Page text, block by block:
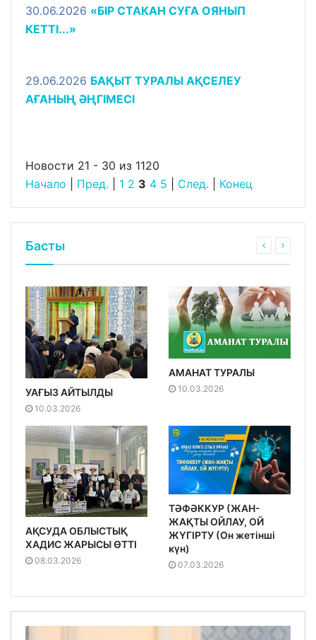
30.06.2026 «БІР СТАКАН СУҒА ОЯНЫП
КЕТТІ...»
29.06.2026 БАҚЫТ ТУРАЛЫ АҚСЕЛЕУ
АҒАНЫҢ ӘҢГІМЕСІ
Новости 21 - 30 из 1120
Начало
Пред. 1 2 3 4 5 След. Конец
Басты
УАҒЫЗ АЙТЫЛДЫ
10.03.2026
АМАНАТ ТУРАЛЫ
10.03.2026
АҚСУДА ОБЛЫСТЫҚ
ХАДИС ЖАРЫСЫ ӨТТІ
08.03.2026
ТӘФӘККУР (ЖАН-
ЖАҚТЫ ОЙЛАУ, ОЙ
ЖҮГІРТУ (Он жетінші
күн)
07.03.2026